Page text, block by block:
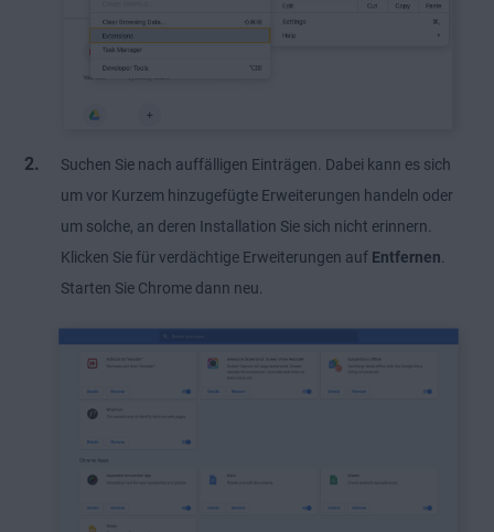
Suchen Sie nach auffälligen Einträgen. Dabei kann es sich
um vor Kurzem hinzugefügte Erweiterungen handeln oder
um solche, an deren Installation Sie sich nicht erinnern.
Klicken Sie für verdächtige Erweiterungen auf Entfernen.
Starten Sie Chrome dann neu.